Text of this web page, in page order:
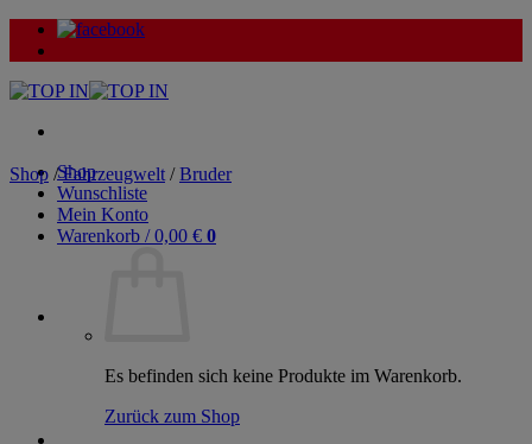
Zum
Inhalt
Shop
Wunschliste
Mein Konto
Warenkorb /0,00 € 0
Es befinden sich keine Produkte im Warenkorb.
Zurück zum Shop
Shop / Fahrzeugwelt / Bruder